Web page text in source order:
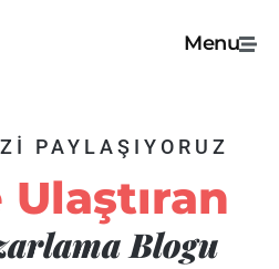
Menu
PAYLAŞIYORUZ
Blogu